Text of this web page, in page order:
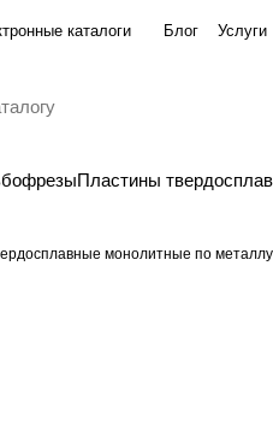
каталоги Блог Услуги
Пластины
монолитные по металлу